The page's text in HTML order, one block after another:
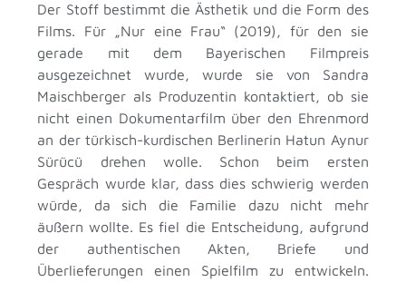
Der Stoff bestimmt die Ästhetik und die Form des
Films. Für „Nur eine Frau“ (2019), für den sie
gerade mit dem Bayerischen Filmpreis
ausgezeichnet wurde, wurde sie von Sandra
Maischberger als Produzentin kontaktiert, ob sie
nicht einen Dokumentarfilm über den Ehrenmord
an der türkisch-kurdischen Berlinerin Hatun Aynur
Sürücü drehen wolle. Schon beim ersten
Gespräch wurde klar, dass dies schwierig werden
würde, da sich die Familie dazu nicht mehr
äußern wollte. Es fiel die Entscheidung, aufgrund
der authentischen Akten, Briefe und
Überlieferungen einen Spielfilm zu entwickeln.